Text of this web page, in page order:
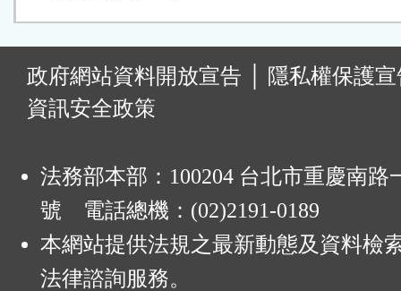
政府網站資料開放宣告
隱私權保護
資訊安全政策
法務部本部：100204 台北市重慶南路
號 電話總機：(02)2191-0189
本網站提供法規之最新動態及資料檢
法律諮詢服務。